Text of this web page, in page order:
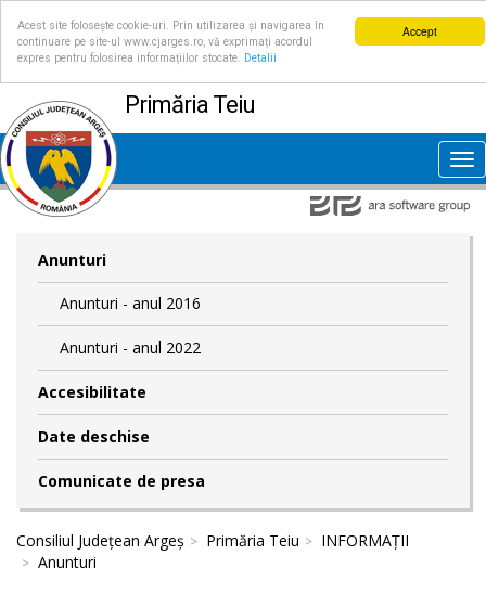
Accept
Acest site folosește cookie-uri. Prin utilizarea și navigarea în
continuare pe site-ul www.cjarges.ro, vă exprimați acordul
expres pentru folosirea informațiilor stocate.
Detalii
Primăria Teiu
Anunturi
Anunturi - anul 2016
Anunturi - anul 2022
Accesibilitate
Date deschise
Comunicate de presa
Consiliul Județean Argeș Primăria Teiu
INFORMAȚII
Anunturi